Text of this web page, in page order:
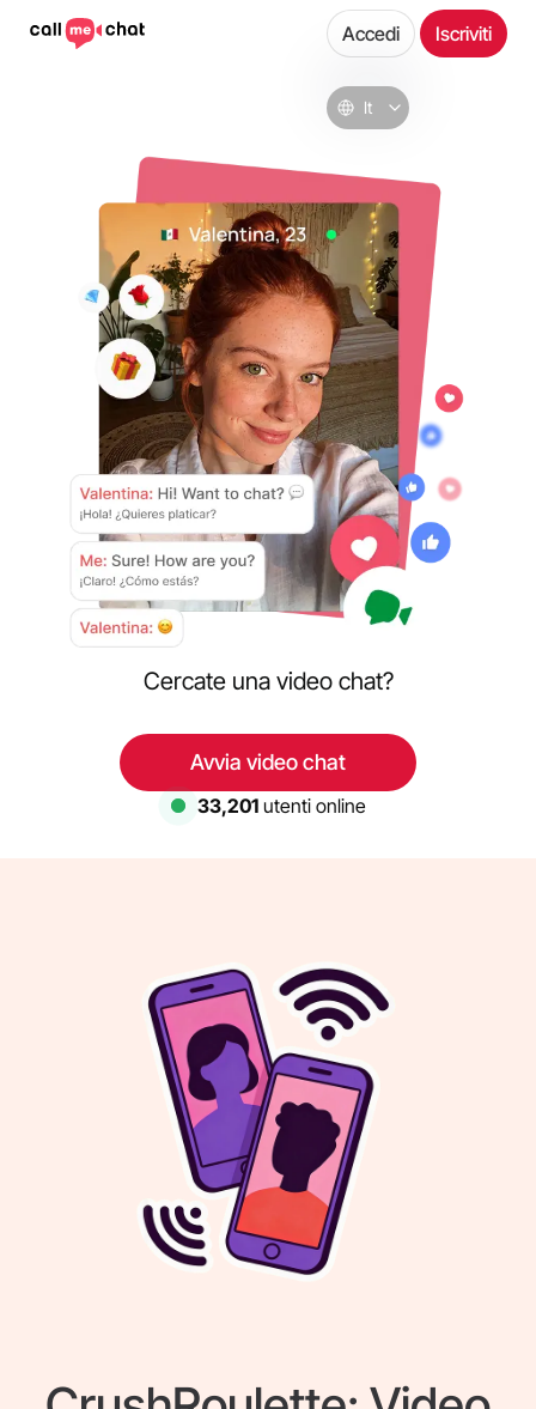
It
Accedi Iscriviti
Cercate una video chat?
Avvia video chat
33,201utenti online